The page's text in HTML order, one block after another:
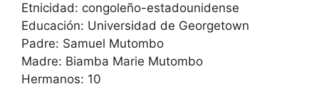
Etnicidad: congoleño-estadounidense
Educación: Universidad de Georgetown
Padre: Samuel Mutombo
Madre: Biamba Marie Mutombo
Hermanos: 10